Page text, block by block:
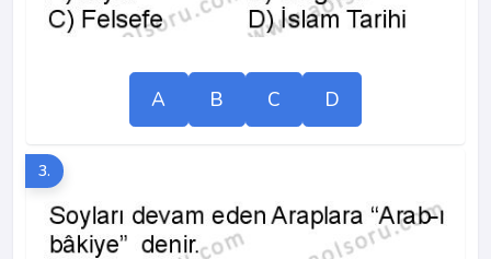
A B C D
3.